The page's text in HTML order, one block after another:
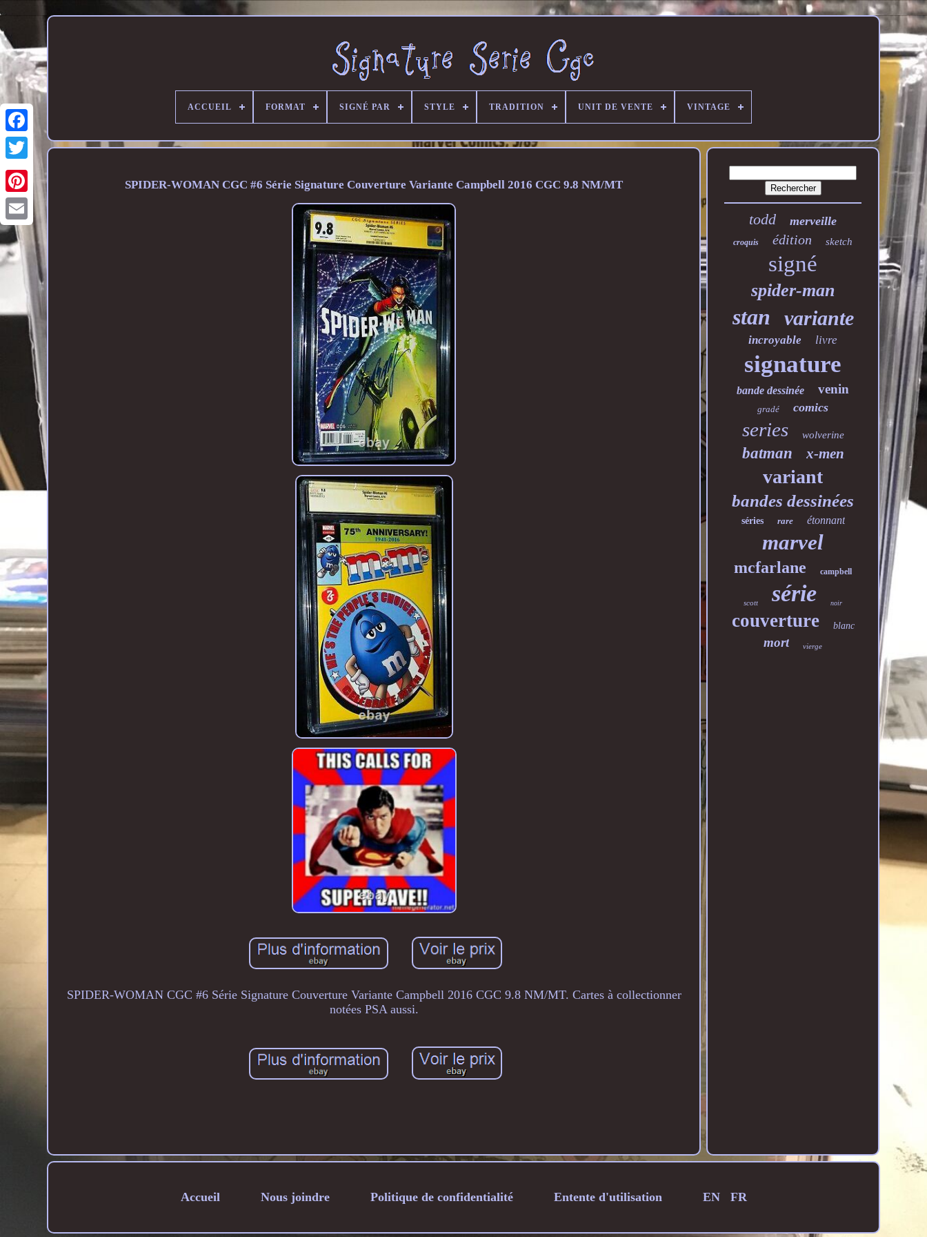
ACCUEIL FORMAT SIGNÉ PAR STYLE TRADITION UNIT DE VENTE VINTAGE
SPIDER-WOMAN CGC #6 Série Signature Couverture Variante Campbell 2016 CGC 9.8 NM/MT
SPIDER-WOMAN CGC #6 Série Signature Couverture Variante Campbell 2016 CGC 9.8 NM/MT. Cartes à collectionner
notées PSA aussi.
todd merveille
croquis édition sketch
signé
spider-man
stan variante
incroyable livre
signature
bande dessinée venin
gradé comics
series wolverine
batman x-men
variant
bandes dessinées
séries rare étonnant
marvel
mcfarlane campbell
scott série noir
couverture blanc
mort vierge
Accueil Nous joindre Politique de confidentialité Entente d'utilisation EN FR